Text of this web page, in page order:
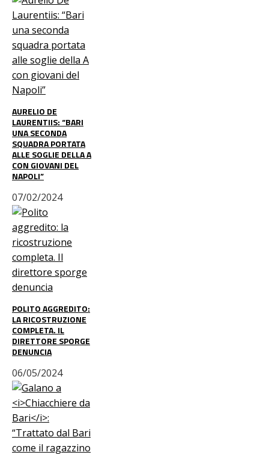
AURELIO DE
LAURENTIIS: “BARI
UNA SECONDA
SQUADRA PORTATA
ALLE SOGLIE DELLA A
CON GIOVANI DEL
NAPOLI”
07/02/2024
POLITO AGGREDITO:
LA RICOSTRUZIONE
COMPLETA. IL
DIRETTORE SPORGE
DENUNCIA
06/05/2024